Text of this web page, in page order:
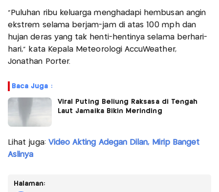
"Puluhan ribu keluarga menghadapi hembusan angin
ekstrem selama berjam-jam di atas 100 mph dan
hujan deras yang tak henti-hentinya selama berhari-
hari," kata Kepala Meteorologi AccuWeather,
Jonathan Porter.
Baca Juga :
Viral Puting Beliung Raksasa di Tengah
Laut Jamaika Bikin Merinding
Lihat juga: Video Akting Adegan Dilan, Mirip Banget
Aslinya
Halaman: